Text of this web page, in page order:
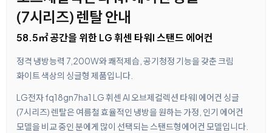
(7시리즈) 렌탈 안내
58.5㎡ 공간을 위한 LG 휘센 타워I 스탠드 에어컨
정격 냉방능력 7,200W와 쾌적제습, 공기청정 기능을 갖춘 크림
화이트 색상의 싱글형 제품입니다.
LG전자 fq18gn7ha1 LG 휘센 AI 오브제컬렉션 타워I 에어컨 싱글
(7시리즈) 렌탈은 여름철 효율적인 냉방을 원하는 가정, 인기 에어컨
모델을 비교 중인 분에게 많이 선택되는 스탠드형에어컨 모델입니다.